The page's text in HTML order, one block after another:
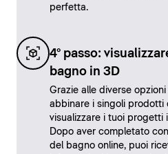
perfetta.
4° passo:
bagno in 3D
Grazie alle diverse
abbinare i singoli prodotti
visualizzare i tuoi progetti
Dopo aver completato
del bagno online, puoi